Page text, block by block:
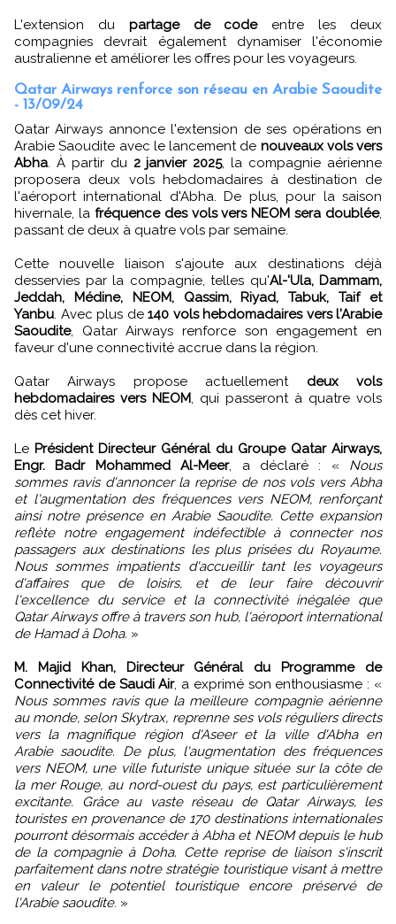
L'extension du partage de codeentre les deux
compagnies devrait également dynamiser l'économie
australienne et améliorer les offres pour les voyageurs.
Qatar Airways renforce son réseau en Arabie Saoudite
- 13/09/24
Qatar Airways annonce l'extension de ses opérations en
Arabie Saoudite avec le lancement de nouveaux vols vers
Abha. À partir du 2 janvier 2025, la compagnie aérienne
proposera deux vols hebdomadaires à destination de
l'aéroport international d'Abha. De plus, pour la saison
hivernale, la fréquence des vols vers NEOM sera doublée,
passant de deux à quatre vols par semaine.
Cette nouvelle liaison s'ajoute aux destinations déjà
desservies par la compagnie, telles qu'Al-'Ula, Dammam,
Jeddah, Médine, NEOM, Qassim, Riyad, Tabuk, Taif et
Yanbu. Avec plus de 140 vols hebdomadaires vers l'Arabie
Saoudite, Qatar Airways renforce son engagement en
faveur d'une connectivité accrue dans la région.
Qatar Airways propose actuellement deux vols
hebdomadaires vers NEOM, qui passeront à quatre vols
dès cet hiver.
Le Président Directeur Général du Groupe Qatar Airways,
Engr. Badr Mohammed Al-Meer, a déclaré : « Nous
sommes ravis d'annoncer la reprise de nos vols vers Abha
et l'augmentation des fréquences vers NEOM, renforçant
ainsi notre présence en Arabie Saoudite. Cette expansion
reflète notre engagement indéfectible à connecter nos
passagers aux destinations les plus prisées du Royaume.
Nous sommes impatients d'accueillir tant les voyageurs
d'affaires que de loisirs, et de leur faire découvrir
l'excellence du service et la connectivité inégalée que
Qatar Airways offre à travers son hub, l'aéroport international
de Hamad à Doha. »
M. Majid Khan, Directeur Général du Programme de
Connectivité de Saudi Air, a exprimé son enthousiasme : «
Nous sommes ravis que la meilleure compagnie aérienne
au monde, selon Skytrax, reprenne ses vols réguliers directs
vers la magnifique région d'Aseer et la ville d'Abha en
Arabie saoudite. De plus, l'augmentation des fréquences
vers NEOM, une ville futuriste unique située sur la côte de
la mer Rouge, au nord-ouest du pays, est particulièrement
excitante. Grâce au vaste réseau de Qatar Airways, les
touristes en provenance de 170 destinations internationales
pourront désormais accéder à Abha et NEOM depuis le hub
de la compagnie à Doha. Cette reprise de liaison s'inscrit
parfaitement dans notre stratégie touristique visant à mettre
en valeur le potentiel touristique encore préservé de
l'Arabie saoudite. »